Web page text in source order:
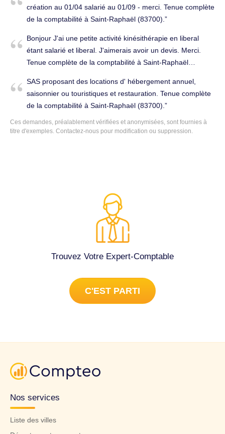
création au 01/04 salarié au 01/09 - merci. Tenue complète
de la comptabilité à Saint-Raphaël (83700).
Bonjour J'ai une petite activité kinésithérapie en liberal
étant salarié et liberal. J'aimerais avoir un devis. Merci.
Tenue complète de la comptabilité à Saint-Raphaël
SAS proposant des locations d' hébergement annuel,
saisonnier ou touristiques et restauration. Tenue complète
de la comptabilité à Saint-Raphaël (83700).
Ces demandes, préalablement vérifiées et anonymisées, sont fournies à
titre d'exemples. Contactez-nous pour modification ou suppression.
Trouvez Votre Expert-Comptable
C'EST PARTI
Nos services
Liste des villes